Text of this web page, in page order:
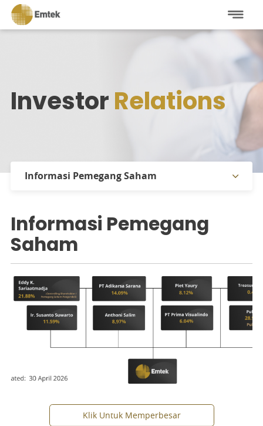
InvestorRelations
Informasi Pemegang Saham
Informasi Pemegang Saham
Laporan Tahunan
Dividen
Prospektus
Informasi Keuangan
Keterbukaan Informasi
Informasi Pemegang
Saham
Klik Untuk Memperbesar